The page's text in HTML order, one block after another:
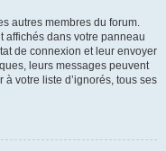
autres membres du forum.
affichés dans votre panneau
de connexion et leur envoyer
leurs messages peuvent
votre liste d’ignorés, tous ses